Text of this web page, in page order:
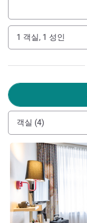
픽 공원은 1972년 올
이후로 이 공원은 스
사용되고 있습니다.
기게 하는 기술입니
저희 팀을 대표하여
Knut Sander 호텔 관
1 객실, 1 성인
객실 (4)
세부 정보 보기